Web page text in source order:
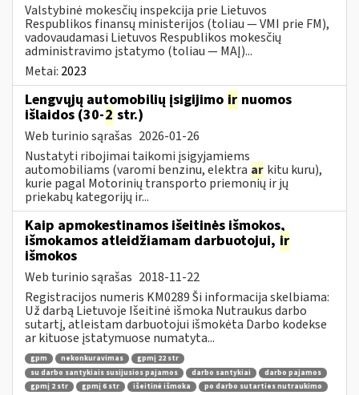
Valstybinė mokesčių inspekcija prie Lietuvos
Respublikos finansų ministerijos (toliau — VMI prie FM),
vadovaudamasi Lietuvos Respublikos mokesčių
administravimo įstatymo (toliau — MAĮ)...
Metai: 2023
Lengvųjų automobilių įsigijimo ir nuomos
išlaidos (30-2 str.)
Web turinio sąrašas 2026-01-26
Nustatyti ribojimai taikomi įsigyjamiems
automobiliams (varomi benzinu, elektra ar kitu kuru),
kurie pagal Motorinių transporto priemonių ir jų
priekabų kategorijų ir...
Kaip apmokestinamos išeitinės išmokos,
išmokamos atleidžiamam darbuotojui, ir
išmokos
Web turinio sąrašas 2018-11-22
Registracijos numeris KM0289 Ši informacija skelbiama:
Už darbą Lietuvoje Išeitinė išmoka Nutraukus darbo
sutartį, atleistam darbuotojui išmokėta Darbo kodekse
ar kituose įstatymuose numatyta...
gpm nekonkuravimas
gpmį 22 str
su darbo santykiais susijusios pajamos
darbo santykiai
darbo pajamos
gpmį 2 str
gpmį 6 str išeitinė išmoka
po darbo sutarties nutraukimo